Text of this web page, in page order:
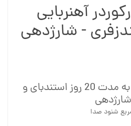
آهنربایی
- شارژدهی
شنود صدا و شارژدهی به مدت 20 روز استندبای و